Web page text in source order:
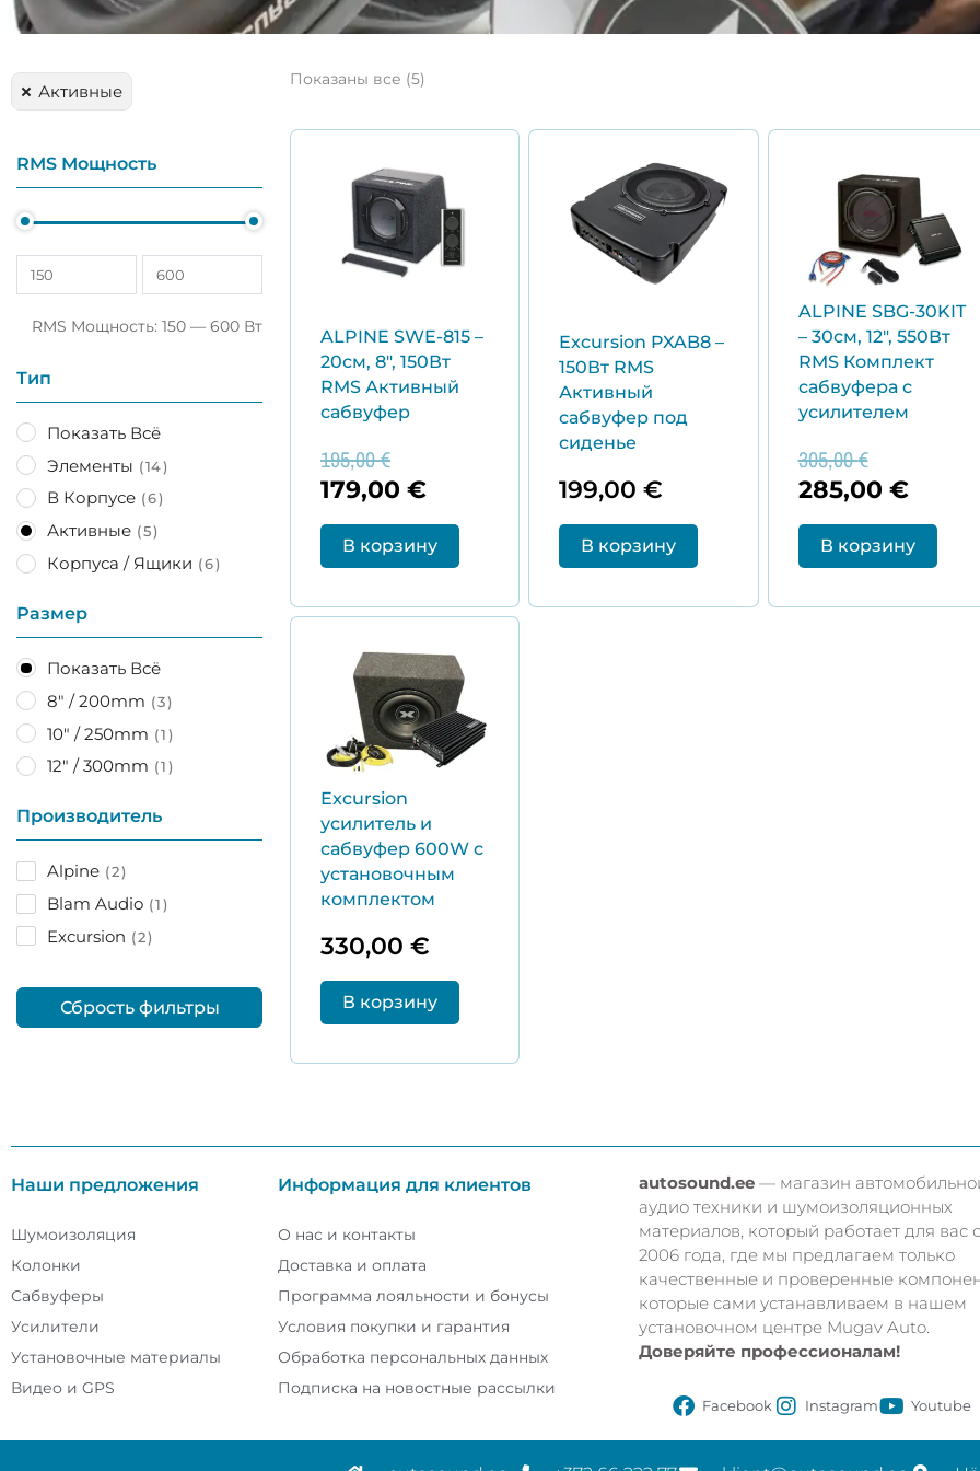
Активные
RMS Мощность
RMS Мощность:150 —600 Вт
Тип
Показать Всё
Элементы
14
В Корпусе 6
Активные 5
Корпуса / Ящики 6
Размер
Показать Всё
8" / 200mm
3
10" / 250mm 1
12" / 300mm 1
Производитель
Alpine 2
Blam Audio 1
Excursion 2
Сбрость фильтры
Показаны все (5)
ALPINE SWE-815 –
20см, 8″, 150Вт
RMS Активный
сабвуфер
195,00€
Первоначальная
цена
составляла
195,00 €.
179,00€
Текущая
цена:
179,00 €.
В корзину
Excursion PXAB8 –
150Вт RMS
Активный
сабвуфер под
сиденье
199,00€
В корзину
ALPINE SBG-30KIT
– 30см, 12″, 550Вт
RMS Комплект
сабвуфера с
усилителем
305,00€
цена
305,00 €.
285,00 €
цена:
В корзину
Excursion
усилитель и
сабвуфер 600W с
установочным
комплектом
330,00€
В корзину
Наши предложения
Шумоизоляция
Колонки
Сабвуферы
Усилители
Установочные материалы
Видео и GPS
Информация для клиентов
О нас и контакты
Доставка и оплата
Программа лояльности и бонусы
Условия покупки и гарантия
Обработка персональных данных
Подписка на новостные рассылки
autosound.ee— магазин
аудио техники и шумоизоляционных
материалов, который работает для вас с
2006 года, где мы предлагаем только
качественные и проверенные
которые сами устанавливаем в нашем
установочном центре Mugav Auto.
Доверяйте профессионалам!
Facebook Instagram Youtube